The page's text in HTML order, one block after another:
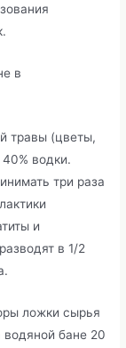
в
травы (цветы,
водки.
три раза
и
в 1/2
ложки сырья
водяной бане 20